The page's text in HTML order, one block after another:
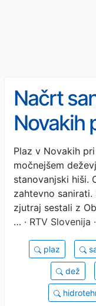
Načrt
Novakih
konca
Plaz v Novakih
močnejšem
stanovanjski hiši.
zahtevno
zjutraj sestali z
… · RTV Slovenija
plaz
dež